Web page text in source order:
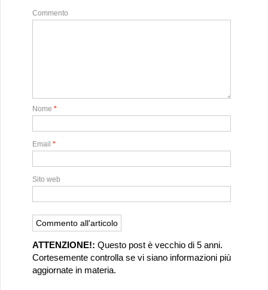
Commento
Nome *
Email *
Sito web
ATTENZIONE!: Questo post è vecchio di 5 anni.
Cortesemente controlla se vi siano informazioni più
aggiornate in materia.